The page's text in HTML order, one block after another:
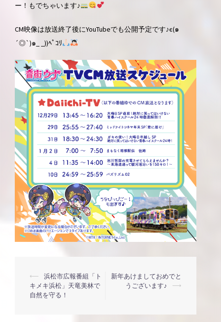
ー！もでちゃいます♪
CM映像は放送終了後にYouTubeでも公開予定です♪є(๑
´◎`)๑_ _))ﾍﾟｺﾘ
投
稿
⟵
浜松市広報番組「ト
キメキ浜松」天竜美林で
自然を守る！
新年あけましておめでと
うございます♪
⟶